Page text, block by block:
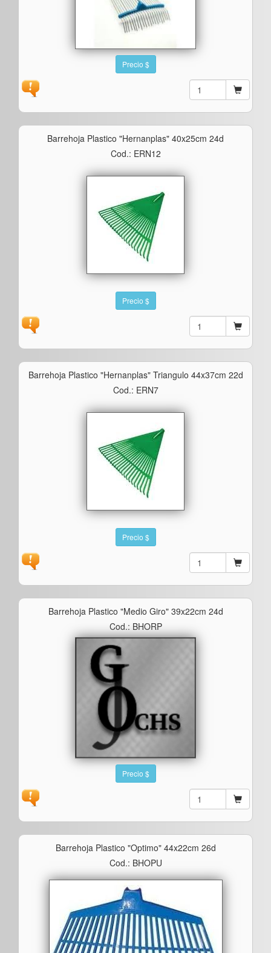
Precio $
Barrehoja Plastico "hernanplas" 40x25cm 24d
Cod.: ERN12
Precio $
Barrehoja Plastico "hernanplas" Triangulo 44x37cm 22d
Cod.: ERN7
Precio $
Barrehoja Plastico "medio Giro" 39x22cm 24d
Cod.: BHORP
Precio $
Barrehoja Plastico "optimo" 44x22cm 26d
Cod.: BHOPU